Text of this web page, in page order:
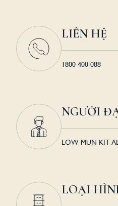
LIÊN HỆ
1800 400 088
NGƯỜI
LOW MUN KIT
LOẠI